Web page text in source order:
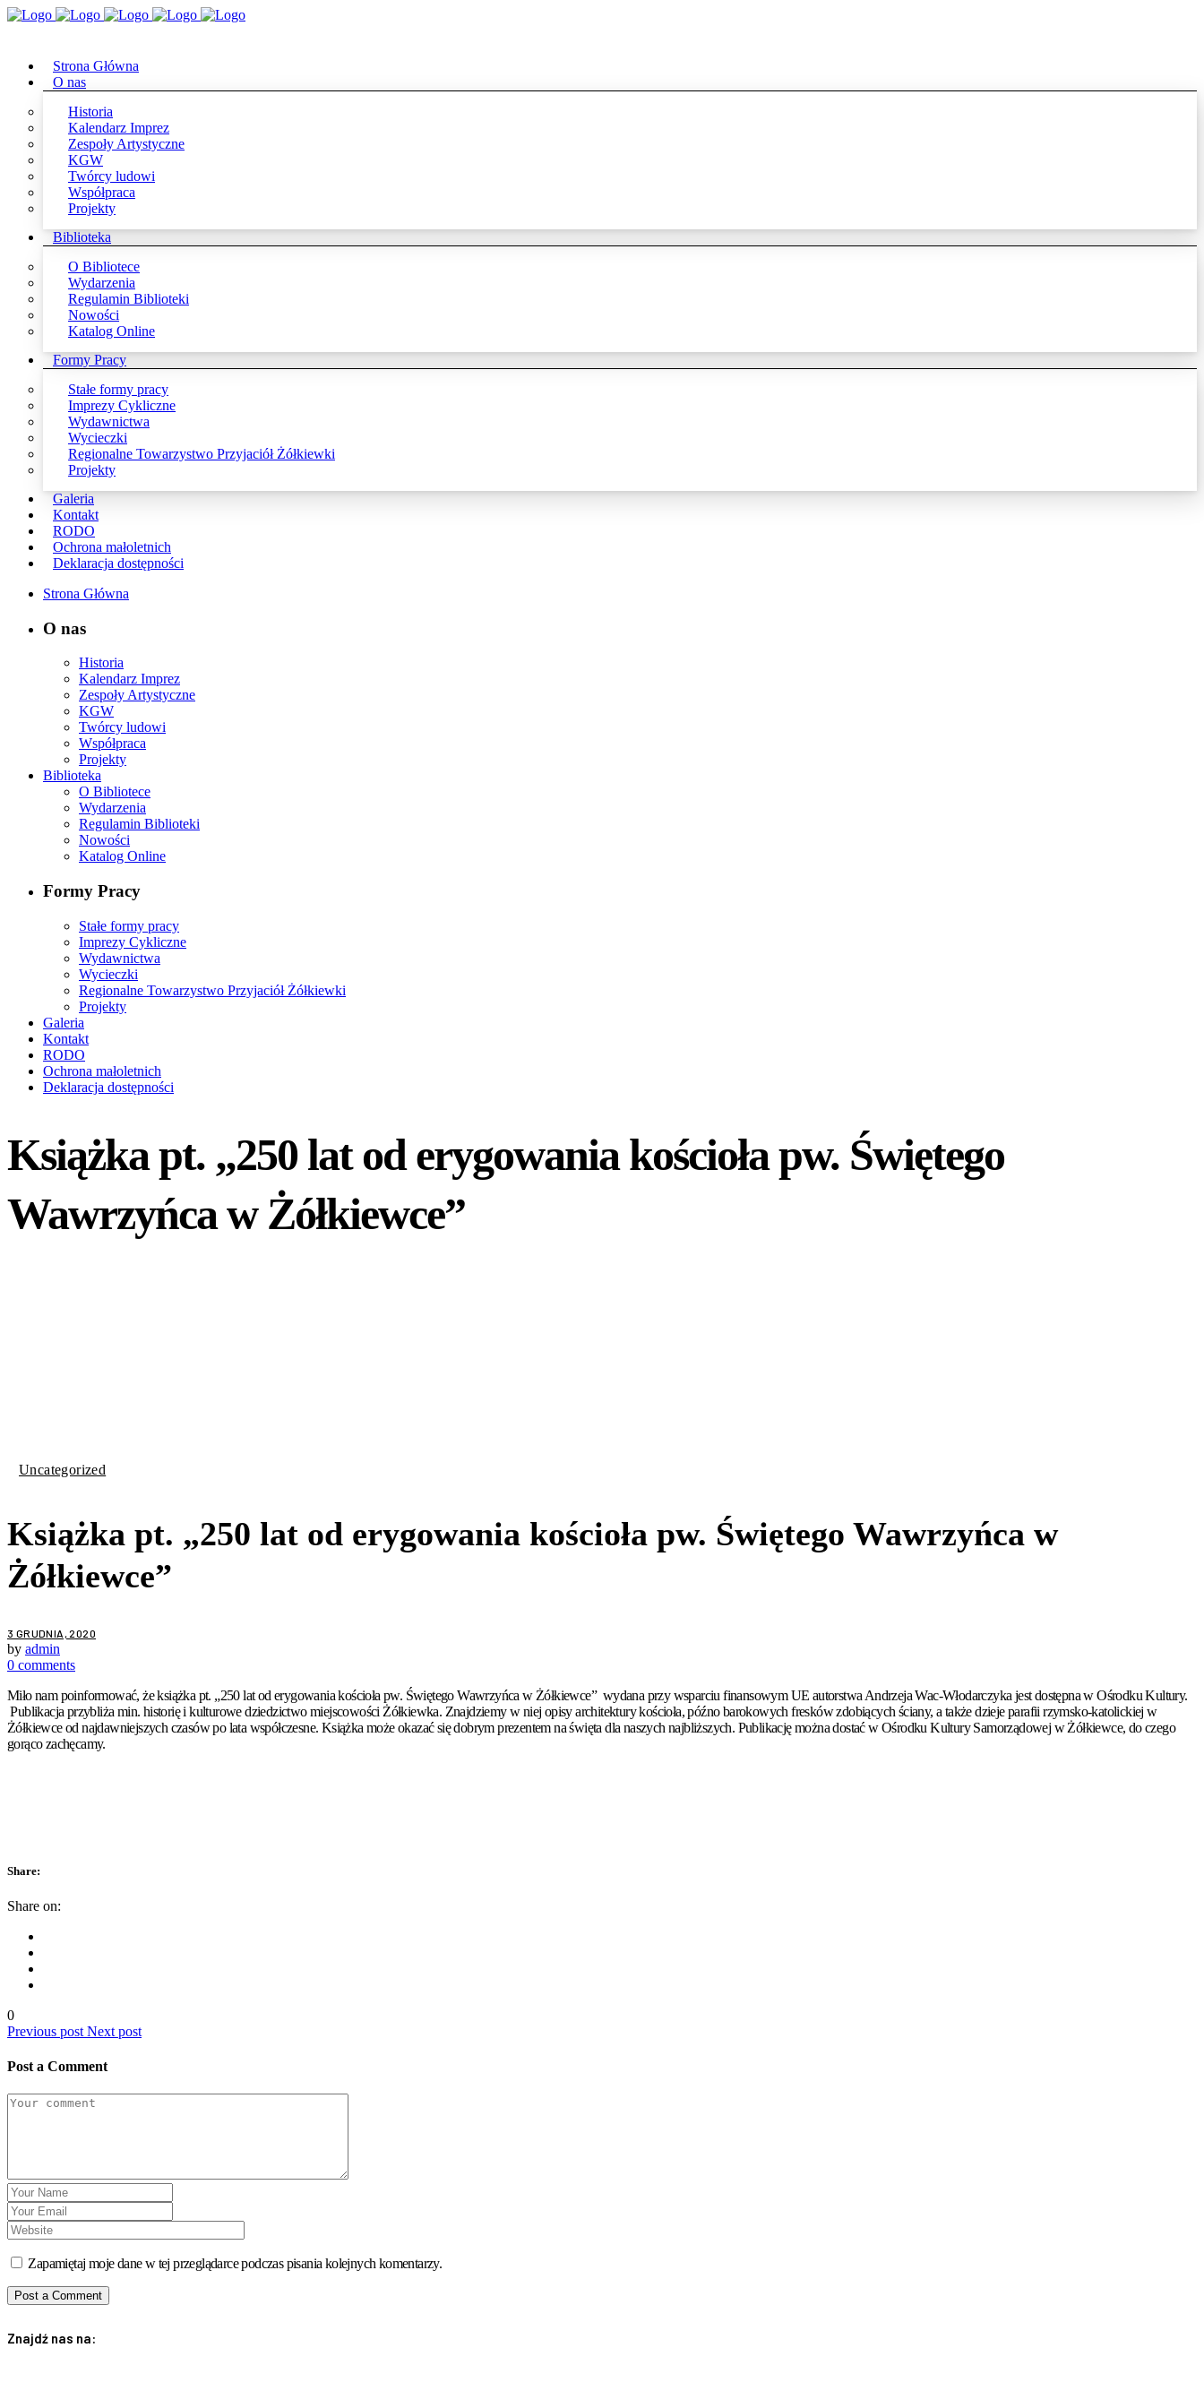
Strona Główna
O nas
Historia
Kalendarz Imprez
Zespoły Artystyczne
KGW
Twórcy ludowi
Współpraca
Projekty
Biblioteka
O Bibliotece
Wydarzenia
Regulamin Biblioteki
Nowości
Katalog Online
Formy Pracy
Stałe formy pracy
Imprezy Cykliczne
Wydawnictwa
Wycieczki
Regionalne Towarzystwo Przyjaciół Żółkiewki
Projekty
Galeria
Kontakt
RODO
Ochrona małoletnich
Deklaracja dostępności
Strona Główna
O nas
Historia
Kalendarz Imprez
Zespoły Artystyczne
KGW
Twórcy ludowi
Współpraca
Projekty
Biblioteka
O Bibliotece
Wydarzenia
Regulamin Biblioteki
Nowości
Katalog Online
Formy Pracy
Stałe formy pracy
Imprezy Cykliczne
Wydawnictwa
Wycieczki
Regionalne Towarzystwo Przyjaciół Żółkiewki
Projekty
Galeria
Kontakt
RODO
Ochrona małoletnich
Deklaracja dostępności
Książka pt. „250 lat od erygowania kościoła pw. Świętego
Wawrzyńca w Żółkiewce”
Uncategorized
Książka pt. „250 lat od erygowania kościoła pw. Świętego Wawrzyńca w
Żółkiewce”
3 GRUDNIA, 2020
by admin
0 comments
Miło nam poinformować, że książka pt. „250 lat od erygowania kościoła pw. Świętego Wawrzyńca w Żółkiewce” wydana przy wsparciu finansowym UE autorstwa Andrzeja Wac-Włodarczyka jest dostępna w Ośrodku Kultury.
Publikacja przybliża min. historię i kulturowe dziedzictwo miejscowości Żółkiewka. Znajdziemy w niej opisy architektury kościoła, późno barokowych fresków zdobiących ściany, a także dzieje parafii rzymsko-katolickiej w
Żółkiewce od najdawniejszych czasów po lata współczesne. Książka może okazać się dobrym prezentem na święta dla naszych najbliższych. Publikację można dostać w Ośrodku Kultury Samorządowej w Żółkiewce, do czego
gorąco zachęcamy.
Share:
Share on:
0
Previous post Next post
Post a Comment
Zapamiętaj moje dane w tej przeglądarce podczas pisania kolejnych komentarzy.
Znajdź nas na: